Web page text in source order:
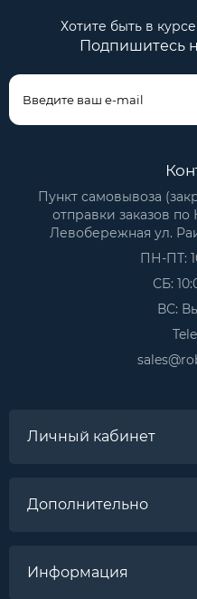
Хотите быть в
Подпишитесь
Пункт самовывоза
отправки заказов
Левобережная ул.
ПН-ПТ:
СБ:
ВС:
Личный кабинет
Дополнительно
Информация